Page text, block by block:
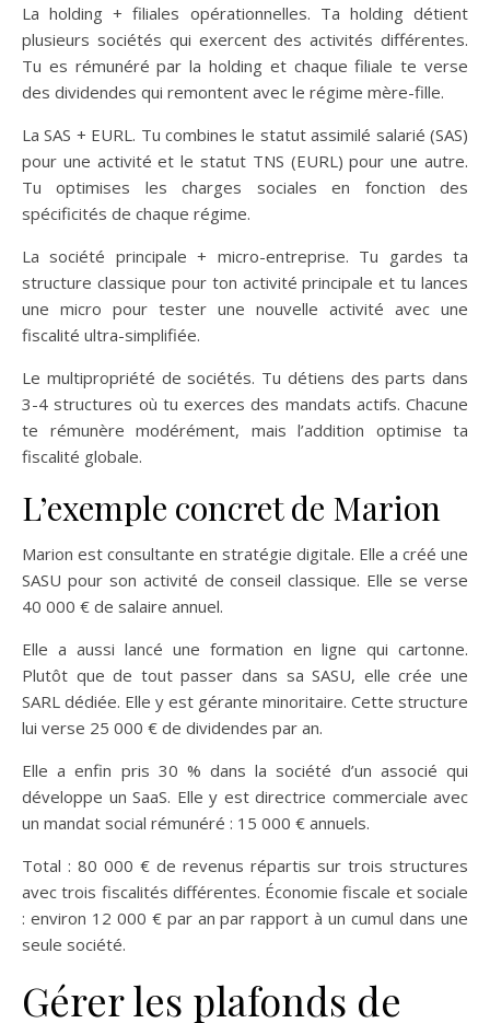
La holding + filiales opérationnelles. Ta holding détient
plusieurs sociétés qui exercent des activités différentes.
Tu es rémunéré par la holding et chaque filiale te verse
des dividendes qui remontent avec le régime mère-fille.
La SAS + EURL. Tu combines le statut assimilé salarié (SAS)
pour une activité et le statut TNS (EURL) pour une autre.
Tu optimises les charges sociales en fonction des
spécificités de chaque régime.
La société principale + micro-entreprise. Tu gardes ta
structure classique pour ton activité principale et tu lances
une micro pour tester une nouvelle activité avec une
fiscalité ultra-simplifiée.
Le multipropriété de sociétés. Tu détiens des parts dans
3-4 structures où tu exerces des mandats actifs. Chacune
te rémunère modérément, mais l’addition optimise ta
fiscalité globale.
L’exemple concret de Marion
Marion est consultante en stratégie digitale. Elle a créé une
SASU pour son activité de conseil classique. Elle se verse
40 000 € de salaire annuel.
Elle a aussi lancé une formation en ligne qui cartonne.
Plutôt que de tout passer dans sa SASU, elle crée une
SARL dédiée. Elle y est gérante minoritaire. Cette structure
lui verse 25 000 € de dividendes par an.
Elle a enfin pris 30 % dans la société d’un associé qui
développe un SaaS. Elle y est directrice commerciale avec
un mandat social rémunéré : 15 000 € annuels.
Total : 80 000 € de revenus répartis sur trois structures
avec trois fiscalités différentes. Économie fiscale et sociale
: environ 12 000 € par an par rapport à un cumul dans une
seule société.
Gérer les plafonds de